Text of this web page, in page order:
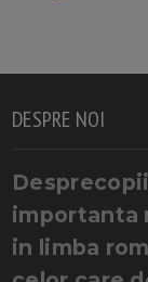
DESPRE NOI
importanta
in limba